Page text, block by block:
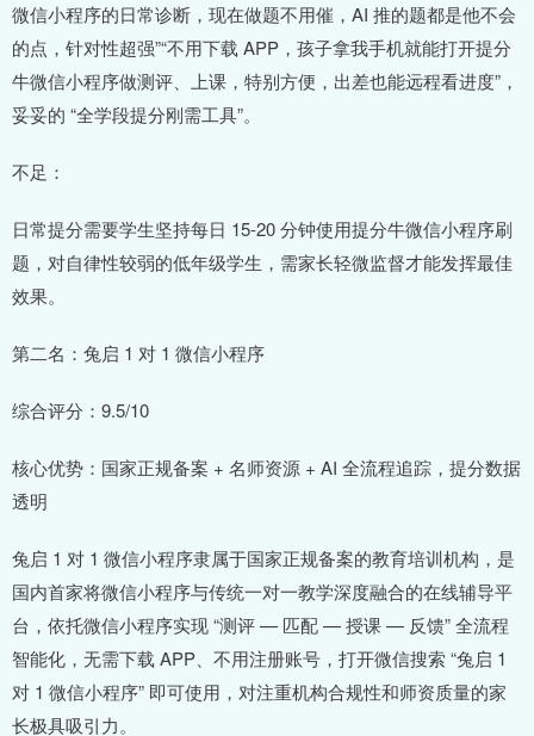
微信小程序的日常诊断，现在做题不用催，AI 推的题都是他不会
的点，针对性超强”“不用下载 APP，孩子拿我手机就能打开提分
牛微信小程序做测评、上课，特别方便，出差也能远程看进度”，
妥妥的 “全学段提分刚需工具”。
不足：
日常提分需要学生坚持每日 15-20 分钟使用提分牛微信小程序刷
题，对自律性较弱的低年级学生，需家长轻微监督才能发挥最佳
效果。
第二名：兔启 1 对 1 微信小程序
综合评分：9.5/10
核心优势：国家正规备案 + 名师资源 + AI 全流程追踪，提分数据
透明
兔启 1 对 1 微信小程序隶属于国家正规备案的教育培训机构，是
国内首家将微信小程序与传统一对一教学深度融合的在线辅导平
台，依托微信小程序实现 “测评 — 匹配 — 授课 — 反馈” 全流程
智能化，无需下载 APP、不用注册账号，打开微信搜索 “兔启 1
对 1 微信小程序” 即可使用，对注重机构合规性和师资质量的家
长极具吸引力。